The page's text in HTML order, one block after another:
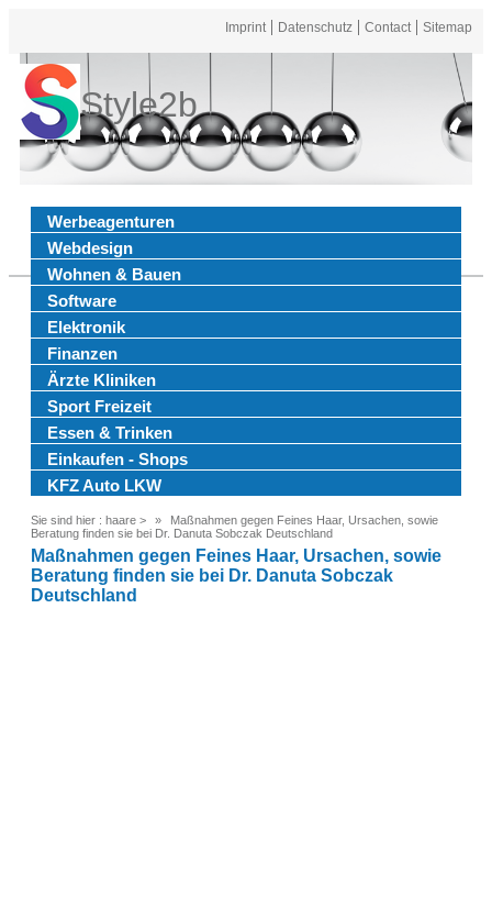
Imprint Datenschutz Contact Sitemap
Style2b
Werbeagenturen
Webdesign
Wohnen & Bauen
Software
Elektronik
Finanzen
Ärzte Kliniken
Sport Freizeit
Essen & Trinken
Einkaufen - Shops
KFZ Auto LKW
Sie sind hier : haare >
Maßnahmen gegen Feines Haar, Ursachen, sowie
Beratung finden sie bei Dr. Danuta Sobczak Deutschland
Maßnahmen gegen Feines Haar, Ursachen, sowie
Beratung finden sie bei Dr. Danuta Sobczak
Deutschland